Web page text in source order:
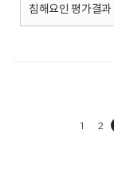
침해요인 평가결과
1 2